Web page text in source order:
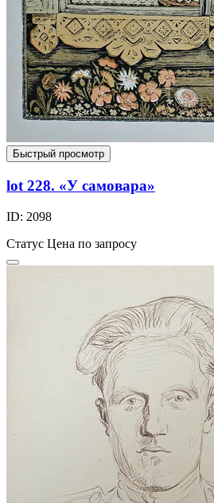
Быстрый просмотр
lot 228. «У самовара»
ID: 2098
Статус Цена по запросу